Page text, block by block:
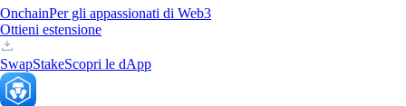
OnchainPer gli appassionati di Web3
Ottieni estensione
SwapStakeScopri le dApp